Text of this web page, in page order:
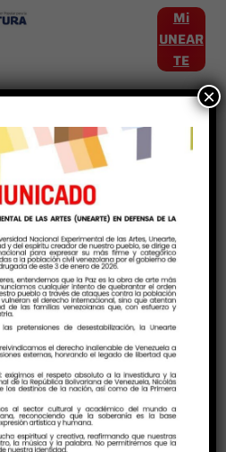
Mi
UNEAR
TE
Ballet
×